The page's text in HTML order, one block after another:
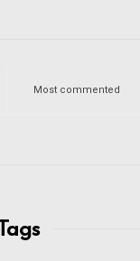
Most commented
Tags